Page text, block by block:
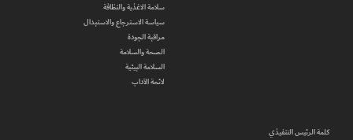
سلامة الاغذية والنظافة
سياسة الاسترجاع والاستبدال
مراقبة الجودة
الصحة والسلامة
السلامة البيئية
لائحة الآداب
كلمة الرئيس التنفيذي